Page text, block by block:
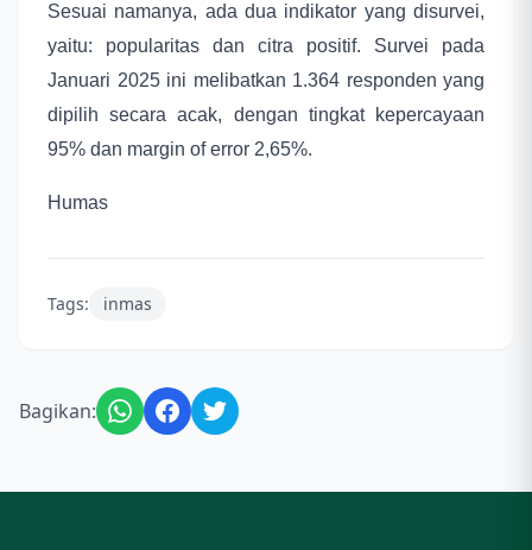
Sesuai namanya, ada dua indikator yang disurvei,
yaitu: popularitas dan citra positif. Survei pada
Januari 2025 ini melibatkan 1.364 responden yang
dipilih secara acak, dengan tingkat kepercayaan
95% dan margin of error 2,65%.
Humas
Tags: inmas
Bagikan: